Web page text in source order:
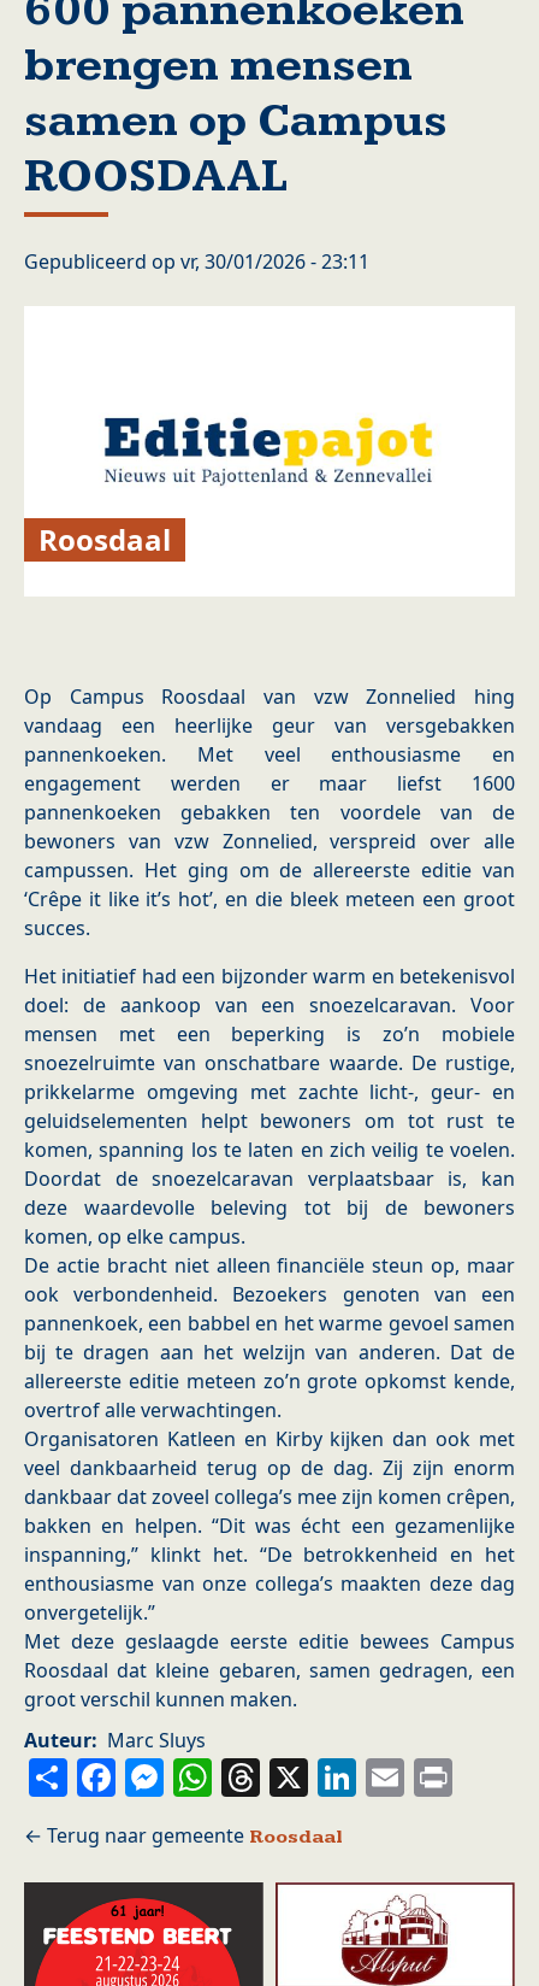
brengen mensen
samen op Campus
ROOSDAAL
Gepubliceerd op vr, 30/01/2026 - 23:11
Roosdaal
Op Campus Roosdaal van vzw Zonnelied hing
vandaag een heerlijke geur van versgebakken
pannenkoeken. Met veel enthousiasme en
engagement werden er maar liefst 1600
pannenkoeken gebakken ten voordele van de
bewoners van vzw Zonnelied, verspreid over alle
campussen. Het ging om de allereerste editie van
‘Crêpe it like it’s hot’, en die bleek meteen een groot
succes.
Het initiatief had een bijzonder warm en betekenisvol
doel: de aankoop van een snoezelcaravan. Voor
mensen met een beperking is zo’n mobiele
snoezelruimte van onschatbare waarde. De rustige,
prikkelarme omgeving met zachte licht-, geur- en
geluidselementen helpt bewoners om tot rust te
komen, spanning los te laten en zich veilig te voelen.
Doordat de snoezelcaravan verplaatsbaar is, kan
deze waardevolle beleving tot bij de bewoners
komen, op elke campus.
De actie bracht niet alleen financiële steun op, maar
ook verbondenheid. Bezoekers genoten van een
pannenkoek, een babbel en het warme gevoel samen
bij te dragen aan het welzijn van anderen. Dat de
allereerste editie meteen zo’n grote opkomst kende,
overtrof alle verwachtingen.
Organisatoren Katleen en Kirby kijken dan ook met
veel dankbaarheid terug op de dag. Zij zijn enorm
dankbaar dat zoveel collega’s mee zijn komen crêpen,
bakken en helpen. “Dit was écht een gezamenlijke
inspanning,” klinkt het. “De betrokkenheid en het
enthousiasme van onze collega’s maakten deze dag
onvergetelijk.”
Met deze geslaagde eerste editie bewees Campus
Roosdaal dat kleine gebaren, samen gedragen, een
groot verschil kunnen maken.
Auteur
Marc Sluys
ShareFacebook
Messenger
WhatsApp
Threads
X LinkedIn
Email
Roosdaal